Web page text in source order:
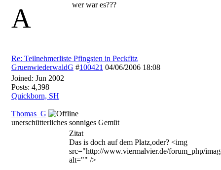
A wer war es???
Re: Teilnehmerliste Pfingsten in Peckfitz
GruenwiederwaldG #100421 04/06/2006 18:08
Joined: Jun 2002
Posts: 4,398
Quickborn, SH
Thomas_G
unerschütterliches sonniges Gemüt
Zitat
Das is doch auf dem Platz,oder? <img
src="http://www.viermalvier.de/forum_php/
alt="" />